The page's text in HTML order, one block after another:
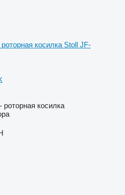
роторная косилка Stoll JF-
роторная косилка